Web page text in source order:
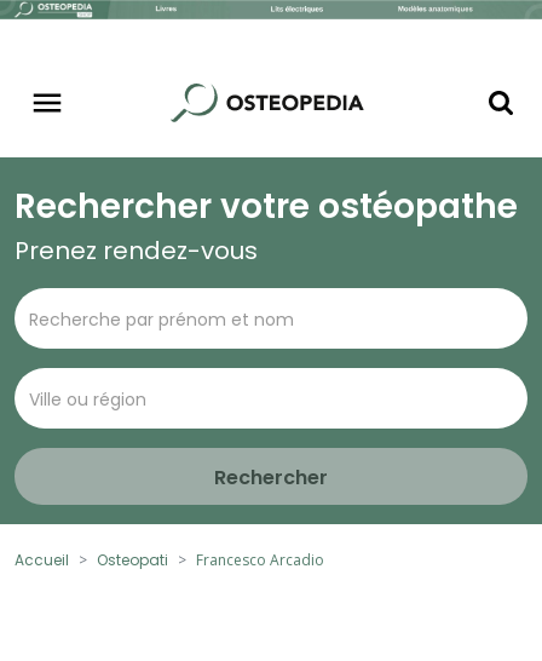
Rechercher votre ostéopathe
Prenez rendez-vous
Rechercher
Accueil Osteopati Francesco Arcadio